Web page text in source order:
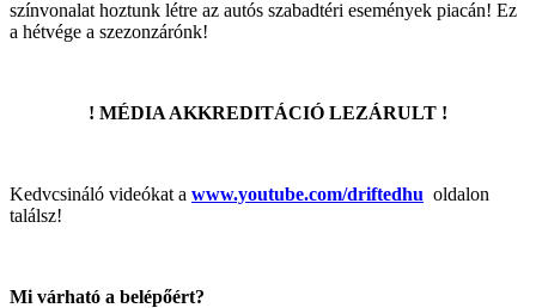
színvonalat hoztunk létre az autós szabadtéri események piacán! Ez
a hétvége a szezonzárónk!
! MÉDIA AKKREDITÁCIÓ LEZÁRULT !
Kedvcsináló videókat a www.youtube.com/driftedhu oldalon
találsz!
Mi várható a belépőért?